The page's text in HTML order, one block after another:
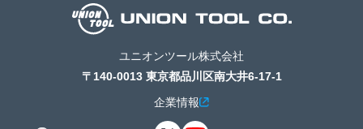
ユニオンツール株式会社
〒140-0013 東京都品川区南大井6-17-1
企業情報